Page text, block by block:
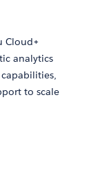
Cloud+
analytics
to scale